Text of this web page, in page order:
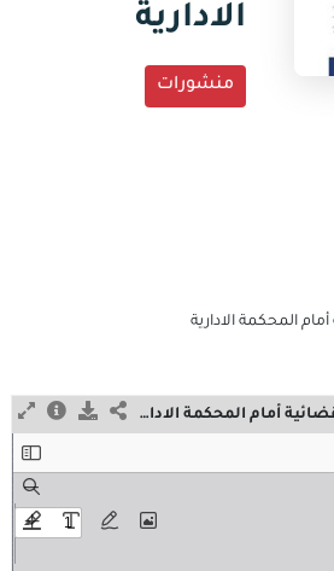
الادارية
منشورات
المحكمة الادارية
تقديم مطلب اعانة قضائية أمام المحكمة الادارية